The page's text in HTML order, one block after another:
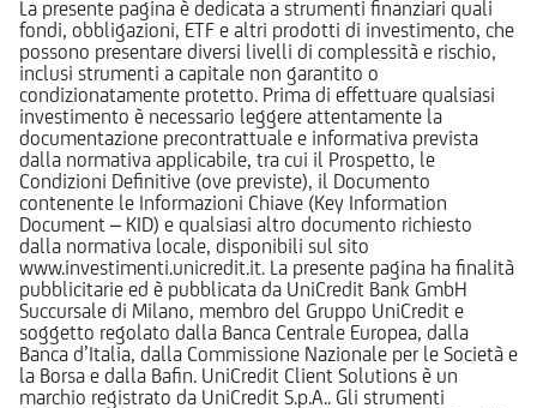
La presente pagina è dedicata a strumenti finanziari quali
fondi, obbligazioni, ETF e altri prodotti di investimento, che
possono presentare diversi livelli di complessità e rischio,
inclusi strumenti a capitale non garantito o
condizionatamente protetto. Prima di effettuare qualsiasi
investimento è necessario leggere attentamente la
documentazione precontrattuale e informativa prevista
dalla normativa applicabile, tra cui il Prospetto, le
Condizioni Definitive (ove previste), il Documento
contenente le Informazioni Chiave (Key Information
Document – KID) e qualsiasi altro documento richiesto
dalla normativa locale, disponibili sul sito
www.investimenti.unicredit.it. La presente pagina ha finalità
pubblicitarie ed è pubblicata da UniCredit Bank GmbH
Succursale di Milano, membro del Gruppo UniCredit e
soggetto regolato dalla Banca Centrale Europea, dalla
Banca d’Italia, dalla Commissione Nazionale per le Società e
la Borsa e dalla Bafin. UniCredit Client Solutions è un
marchio registrato da UniCredit S.p.A.. Gli strumenti